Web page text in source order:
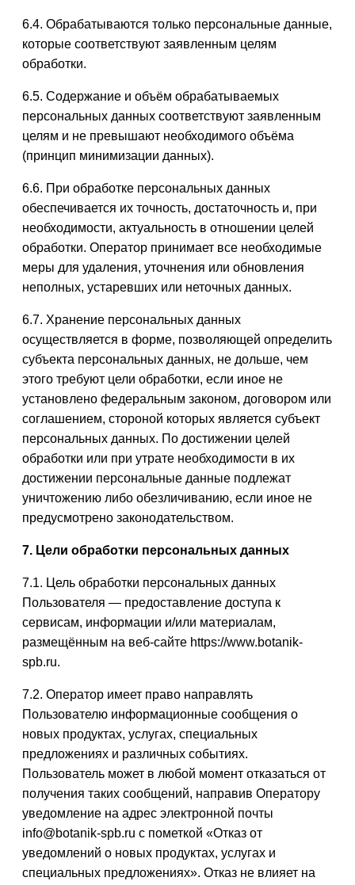
6.4. Обрабатываются только персональные данные,
которые соответствуют заявленным целям
обработки.
6.5. Содержание и объём обрабатываемых
персональных данных соответствуют заявленным
целям и не превышают необходимого объёма
(принцип минимизации данных).
6.6. При обработке персональных данных
обеспечивается их точность, достаточность и, при
необходимости, актуальность в отношении целей
обработки. Оператор принимает все необходимые
меры для удаления, уточнения или обновления
неполных, устаревших или неточных данных.
6.7. Хранение персональных данных
осуществляется в форме, позволяющей определить
субъекта персональных данных, не дольше, чем
этого требуют цели обработки, если иное не
установлено федеральным законом, договором или
соглашением, стороной которых является субъект
персональных данных. По достижении целей
обработки или при утрате необходимости в их
достижении персональные данные подлежат
уничтожению либо обезличиванию, если иное не
предусмотрено законодательством.
7. Цели обработки персональных данных
7.1. Цель обработки персональных данных
Пользователя — предоставление доступа к
сервисам, информации и/или материалам,
размещённым на веб-сайте https://www.botanik-
spb.ru.
7.2. Оператор имеет право направлять
Пользователю информационные сообщения о
новых продуктах, услугах, специальных
предложениях и различных событиях.
Пользователь может в любой момент отказаться от
получения таких сообщений, направив Оператору
уведомление на адрес электронной почты
info@botanik-spb.ru с пометкой «Отказ от
уведомлений о новых продуктах, услугах и
специальных предложениях». Отказ не влияет на